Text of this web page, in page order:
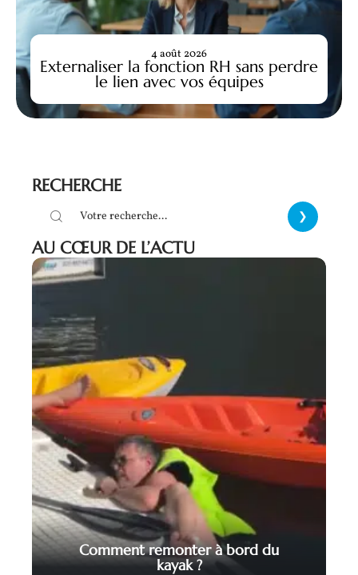
Externaliser la fonction RH sans perdre
le lien avec vos équipes
4 août 2026
RECHERCHE
AU CŒUR DE L’ACTU
Comment remonter à bord du
kayak ?